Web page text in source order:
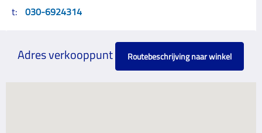
t: 030-6924314
Adres verkooppunt Routebeschrijving naar winkel